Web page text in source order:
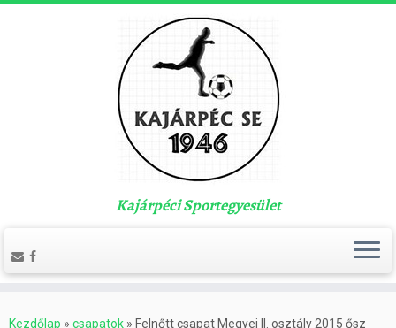
Kajárpéci Sportegyesület
Kezdőlap » csapatok » Felnőtt csapat Megyei II. osztály 2015 ősz